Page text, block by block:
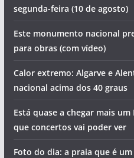
segunda-feira (10 de agosto)
Este monumento nacional
para obras (com vídeo)
Calor extremo: Algarve e
nacional acima dos 40 graus
Está quase a chegar mais
que concertos vai poder ver
Foto do dia: a praia que é